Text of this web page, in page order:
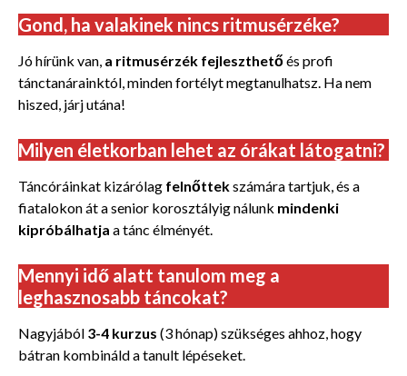
Gond, ha valakinek nincs ritmusérzéke?
Jó hírünk van, a ritmusérzék fejleszthetőés profi
tánctanárainktól, minden fortélyt megtanulhatsz. Ha nem
hiszed, járj utána!
Milyen életkorban lehet az órákat látogatni?
Táncóráinkat kizárólag felnőttekszámára tartjuk, és a
fiatalokon át a senior korosztályig nálunk mindenki
kipróbálhatja a tánc élményét.
Mennyi idő alatt tanulom meg a
leghasznosabb táncokat?
Nagyjából 3-4 kurzus (3 hónap) szükséges ahhoz, hogy
bátran kombináld a tanult lépéseket.